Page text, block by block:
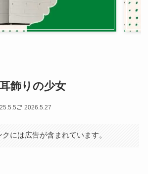
飾りの少女
2026.5.27
には広告が含まれています。